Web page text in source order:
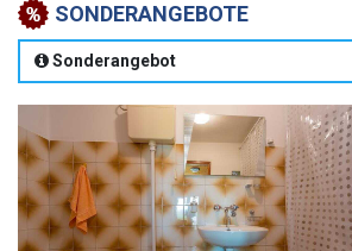
SONDERANGEBOTE
Sonderangebot